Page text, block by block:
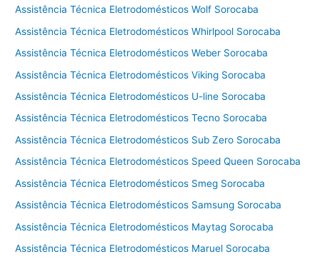
d
r
a
C
t
i
Assistência Técnica Eletrodomésticos Wolf Sorocaba
Assistência Técnica Eletrodomésticos Whirlpool Sorocaba
Assistência Técnica Eletrodomésticos Weber Sorocaba
Assistência Técnica Eletrodomésticos Viking Sorocaba
Assistência Técnica Eletrodomésticos U-line Sorocaba
Assistência Técnica Eletrodomésticos Tecno Sorocaba
Assistência Técnica Eletrodomésticos Sub Zero Sorocaba
Assistência Técnica Eletrodomésticos Speed Queen Sorocaba
Assistência Técnica Eletrodomésticos Smeg Sorocaba
Assistência Técnica Eletrodomésticos Samsung Sorocaba
Assistência Técnica Eletrodomésticos Maytag Sorocaba
Assistência Técnica Eletrodomésticos Maruel Sorocaba